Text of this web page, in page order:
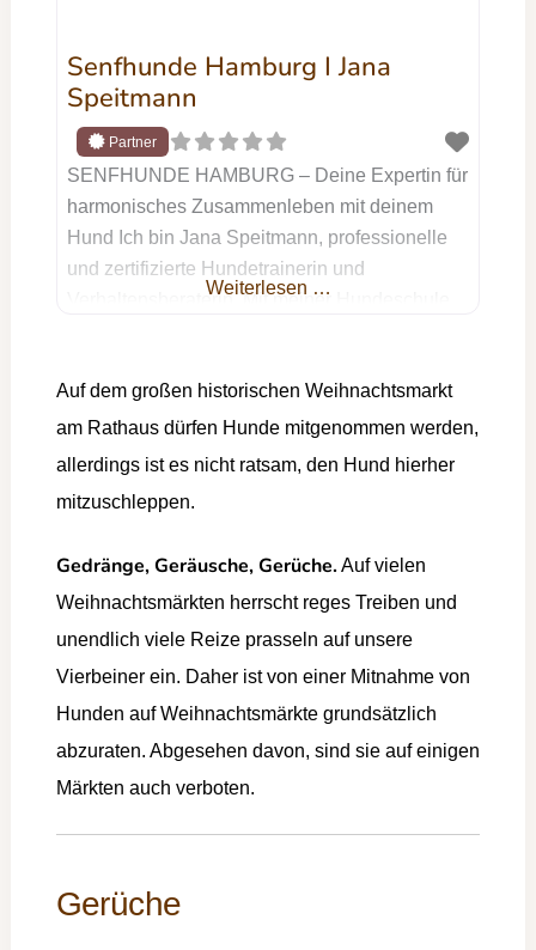
Senfhunde Hamburg I Jana
Speitmann
SENFHUNDE HAMBURG – Deine Expertin für
harmonisches Zusammenleben mit deinem
Hund Ich bin Jana Speitmann, professionelle
und zertifizierte Hundetrainerin und
Verhaltensberaterin. Mit meiner Hundeschule
Miteinander zu erreichen – egal, ob du einen
Tierschutzhund hast, Unterstützung bei
Aggressionsverhalten brauchst oder einfach
Mein Training
Weiterlesen …
Auf dem großen historischen Weihnachtsmarkt
am Rathaus dürfen Hunde mitgenommen werden,
allerdings ist es nicht ratsam, den Hund hierher
mitzuschleppen.
Gedränge, Geräusche, Gerüche.Auf vielen
Weihnachtsmärkten herrscht reges Treiben und
unendlich viele Reize prasseln auf unsere
Vierbeiner ein. Daher ist von einer Mitnahme von
Hunden auf Weihnachtsmärkte grundsätzlich
abzuraten. Abgesehen davon, sind sie auf einigen
Märkten auch verboten.
Gerüche